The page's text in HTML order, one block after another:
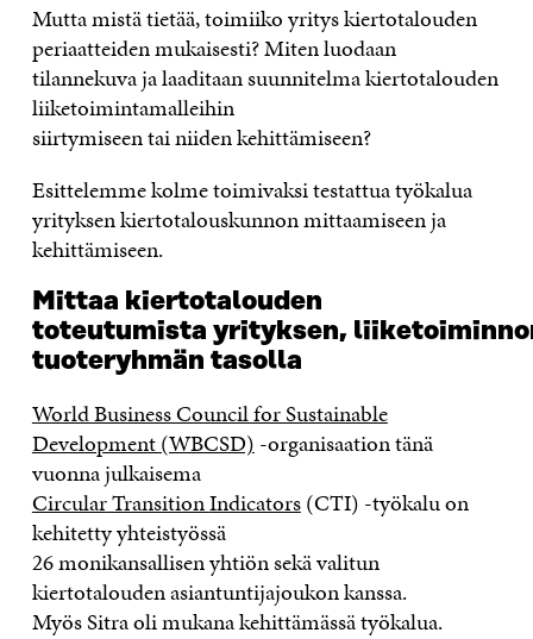
Mutta mistä tietää, toimiiko yritys kiertotalouden
periaatteiden mukaisesti?Miten luodaan
tilannekuva jalaaditaansuunnitelma kiertotalouden
liiketoimintamalleihin
siirtymiseentainiidenkehittämiseen?
Esittelemme kolmetoimivaksi testattuatyökalua
yrityksen kiertotalouskunnon mittaamiseen ja
kehittämiseen.
Mittaa kiertotalouden
toteutumista yrityksen,
tuoteryhmän tasolla
World Business Council for Sustainable
Development (WBCSD) -organisaation tänä
vuonna julkaisema
CircularTransitionIndicators(CTI) -työkaluon
kehitetty yhteistyössä
26monikansallisenyhtiönsekävalitun
kiertotalouden asiantuntijajoukon kanssa.
MyösSitraoli mukana kehittämässä työkalua.